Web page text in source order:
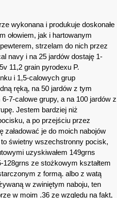
wykonana i produkuje doskonałe
ołowiem, jak i hartowanym
strzelam do nich przez
navy i na 25 jardów dostaję 1-
11,2 grain pyrodexu P.
i 1,5-calowych grup
ręką, na 50 jardów z tym
7-calowe grupy, a na 100 jardów z
Jestem bardziej niż
a po przejściu przez
załadować je do moich nabojów
świetny wszechstronny pocisk,
uzyskiwałem 149grns
128grns ze stożkowym kształtem
z formą. albo z watą
w zwiniętym naboju, ten
w moim .36 ze względu na fakt,